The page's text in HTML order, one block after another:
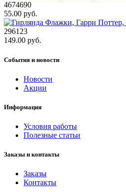
4674690
55.00 руб.
296123
149.00 руб.
События и новости
Новости
Акции
Информация
Условия работы
Полезные статьи
Заказы и контакты
Заказы
Контакты